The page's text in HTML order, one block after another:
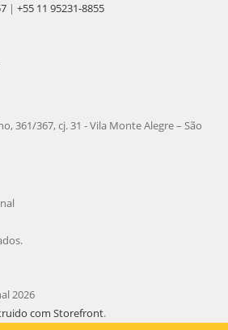
| +55 11 95231-8855
361/367, cj. 31 - Vila Monte Alegre – São
2026
com Storefront.